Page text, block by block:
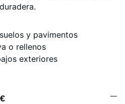
y pavimentos
o rellenos
exteriores